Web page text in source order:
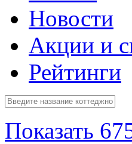
Новости
Акции и
Рейтинги
Показать